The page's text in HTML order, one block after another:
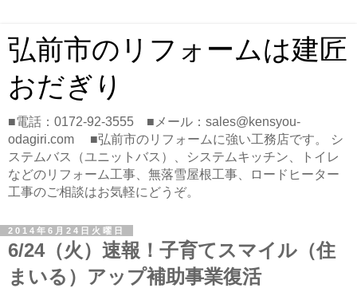
弘前市のリフォームは建匠
おだぎり
■電話：0172-92-3555 ■メール：sales@kensyou-
odagiri.com ■弘前市のリフォームに強い工務店です。 シ
ステムバス（ユニットバス）、システムキッチン、トイレ
などのリフォーム工事、無落雪屋根工事、ロードヒーター
工事のご相談はお気軽にどうぞ。
2014年6月24日火曜日
6/24（火）速報！子育てスマイル（住
まいる）アップ補助事業復活